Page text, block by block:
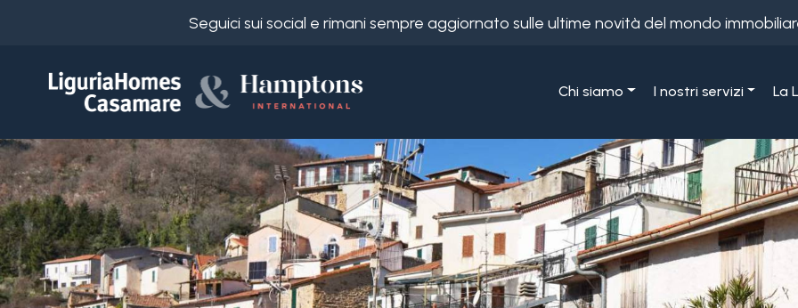
Seguici sui social e rimani sempre aggiornato sulle ultime novità del mondo
Chi siamo I nostri servizi La
EN
FR
DE
RU
Chi
Scegli
dove
cercare
Provincia